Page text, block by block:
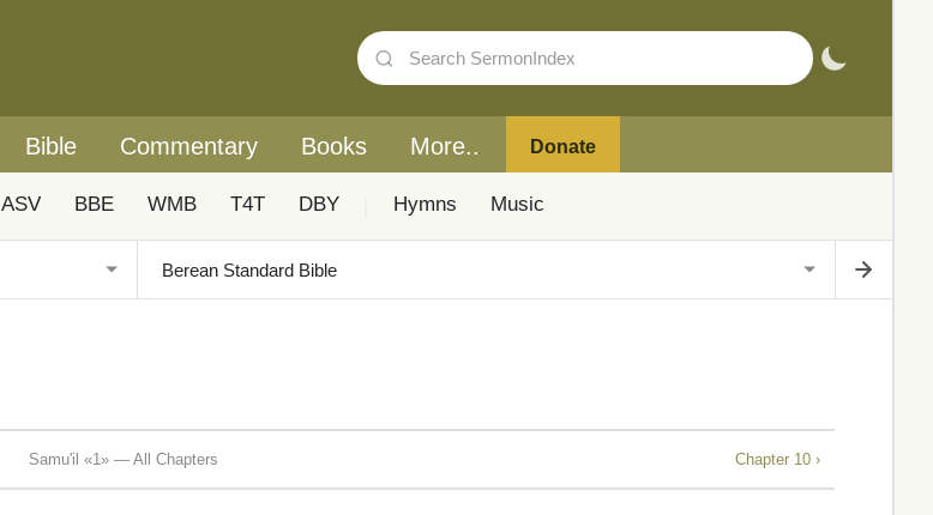
Bible Commentary Books More.. Donate
ASV BBE WMB T4T DBY Hymns Music
Samu'il «1» — All Chapters Chapter 10 ›